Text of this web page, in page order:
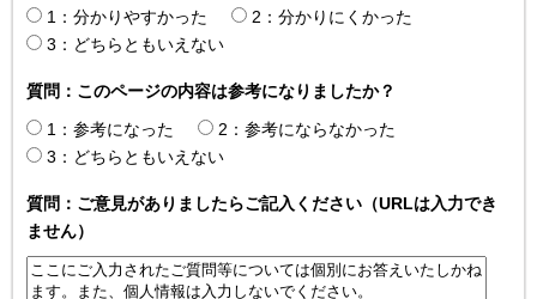
1：分かりやすかった
2：分かりにくかった
3：どちらともいえない
質問：このページの内容は参考になりましたか？
1：参考になった
2：参考にならなかった
3：どちらともいえない
質問：ご意見がありましたらご記入ください（URLは入力でき
ません）